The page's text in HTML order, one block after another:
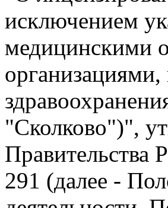
исключением
медицинскими
"Сколково")",
Правительства
291 (далее -